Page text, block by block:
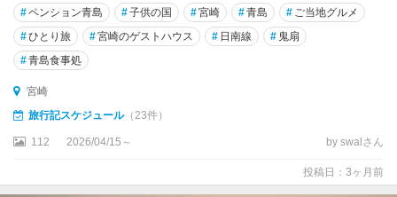
#ペンション青島 #子供の国 #宮崎 #青島 # ご当地グルメ
#ひとり旅 #宮崎のゲストハウス # 日南線 # 鬼扇
#青島食事処
宮崎
旅行記スケジュール（23件）
112 2026/04/15～ by swalさん
投稿日：3ヶ月前